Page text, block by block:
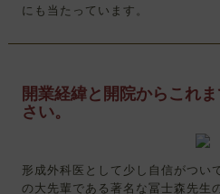
にも当たっています。
開業経緯と開院からこれ
さい。
形成外科医として少し自信がつい
の大先輩である著名な冨士森先生